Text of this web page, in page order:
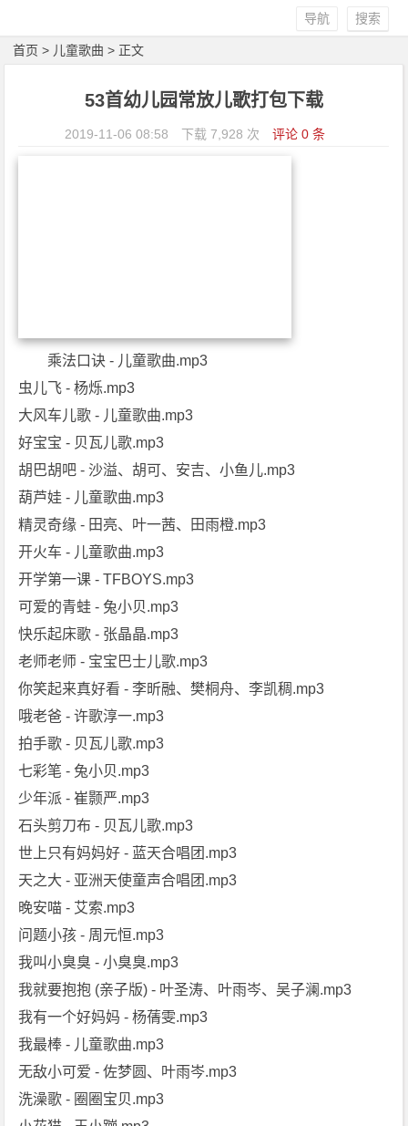
搜索
导航
首页 > 儿童歌曲 > 正文
53首幼儿园常放儿歌打包下载
2019-11-06 08:58 下载 7,928 次 评论 0 条
乘法口诀 - 儿童歌曲.mp3
虫儿飞 - 杨烁.mp3
大风车儿歌 - 儿童歌曲.mp3
好宝宝 - 贝瓦儿歌.mp3
胡巴胡吧 - 沙溢、胡可、安吉、小鱼儿.mp3
葫芦娃 - 儿童歌曲.mp3
精灵奇缘 - 田亮、叶一茜、田雨橙.mp3
开火车 - 儿童歌曲.mp3
开学第一课 - TFBOYS.mp3
可爱的青蛙 - 兔小贝.mp3
快乐起床歌 - 张晶晶.mp3
老师老师 - 宝宝巴士儿歌.mp3
你笑起来真好看 - 李昕融、樊桐舟、李凯稠.mp3
哦老爸 - 许歌淳一.mp3
拍手歌 - 贝瓦儿歌.mp3
七彩笔 - 兔小贝.mp3
少年派 - 崔颢严.mp3
石头剪刀布 - 贝瓦儿歌.mp3
世上只有妈妈好 - 蓝天合唱团.mp3
天之大 - 亚洲天使童声合唱团.mp3
晚安喵 - 艾索.mp3
问题小孩 - 周元恒.mp3
我叫小臭臭 - 小臭臭.mp3
我就要抱抱 (亲子版) - 叶圣涛、叶雨岑、吴子澜.mp3
我有一个好妈妈 - 杨蒨雯.mp3
我最棒 - 儿童歌曲.mp3
无敌小可爱 - 佐梦圆、叶雨岑.mp3
洗澡歌 - 圈圈宝贝.mp3